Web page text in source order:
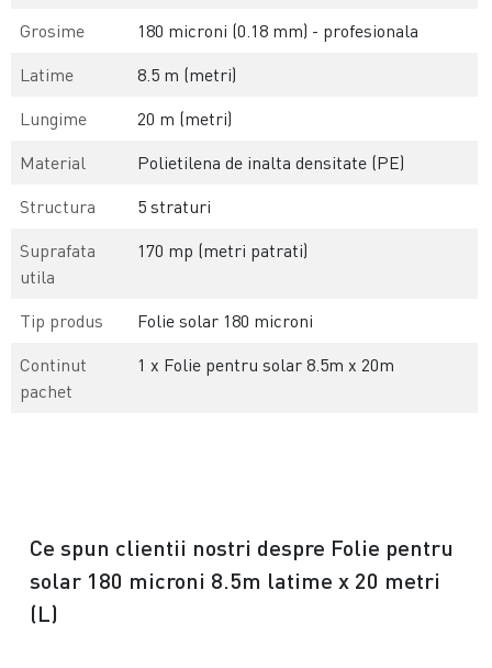
Grosime
180 microni (0.18 mm) - profesionala
Latime
8.5 m (metri)
Lungime
20 m (metri)
Material
Polietilena de inalta densitate (PE)
Structura
5 straturi
Suprafata
utila
170 mp (metri patrati)
Tip produs
Folie solar 180 microni
Continut
pachet
1 x Folie pentru solar 8.5m x 20m
Ce spun clientii nostri despre Folie pentru
solar 180 microni 8.5m latime x 20 metri
(L)